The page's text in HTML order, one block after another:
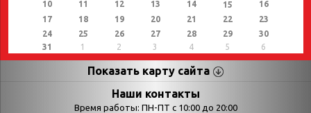
10
11 12 13 14 15
16
17
18 19 20 21 22
23
24
25 26 27 28 29
30
31
1 2 3 4 5 6
Показать карту сайта
Страницы Категории
Наши контакты
Время работы: ПН-ПТ с 10:00 до 20:00